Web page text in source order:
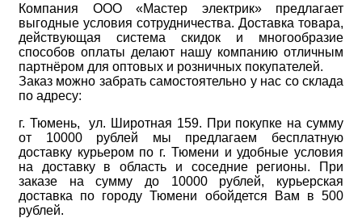
Компания ООО «Мастер электрик» предлагает
выгодные условия сотрудничества. Доставка товара,
действующая система скидок и многообразие
способов оплаты делают нашу компанию отличным
партнёром для оптовых и розничных покупателей.
Заказ можно забрать самостоятельно у нас со склада
по адресу:
г. Тюмень, ул. Широтная 159. При покупке на сумму
от 10000 рублей мы предлагаем бесплатную
доставку курьером по г. Тюмени и удобные условия
на доставку в область и соседние регионы. При
заказе на сумму до 10000 рублей, курьерская
доставка по городу Тюмени обойдется Вам в 500
рублей.